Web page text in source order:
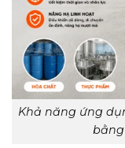
Khả năng ứng